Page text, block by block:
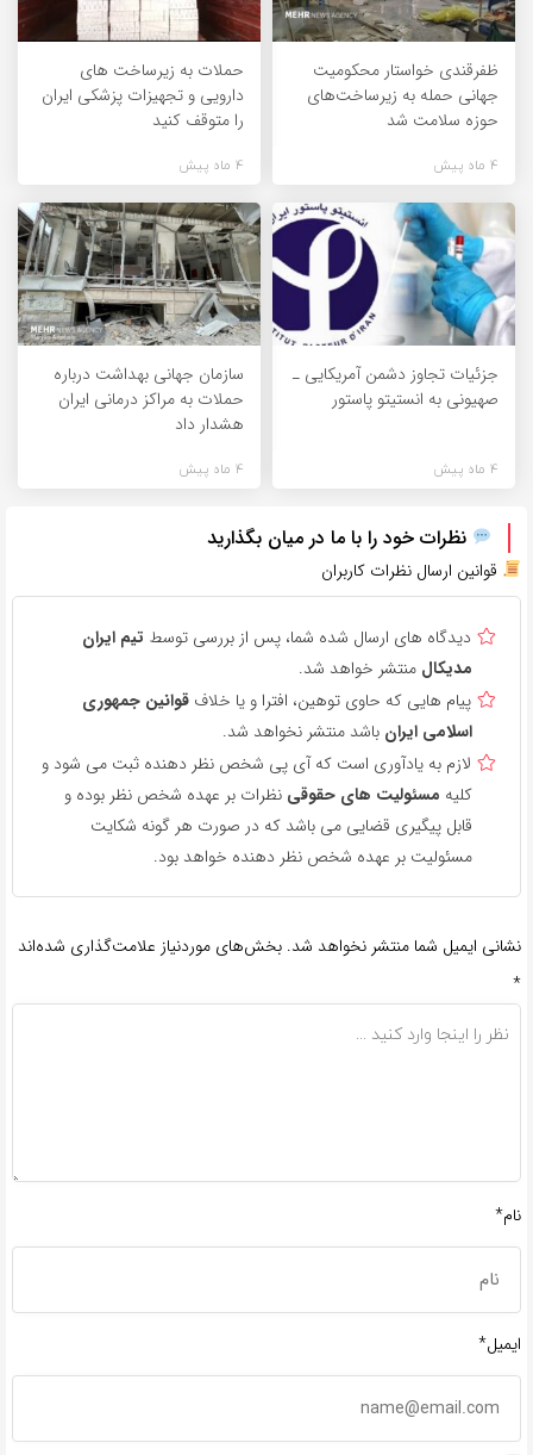
ظفرقندی خواستار محکومیت
جهانی حمله به زیرساخت‌های
حوزه سلامت شد
4 ماه پیش
حملات به زیرساخت های
دارویی و تجهیزات پزشکی ایران
را متوقف کنید
4 ماه پیش
جزئیات تجاوز دشمن آمریکایی‌ ـ
صهیونی به انستیتو پاستور
4 ماه پیش
سازمان جهانی بهداشت درباره
حملات به مراکز درمانی ایران
هشدار داد
4 ماه پیش
نظرات خود را با ما در میان بگذارید
قوانین ارسال نظرات کاربران
دیدگاه های ارسال شده شما، پس از بررسی توسط تیم ایران
مدیکال منتشر خواهد شد.
پیام هایی که حاوی توهین، افترا و یا خلاف قوانین جمهوری
اسلامی ایران باشد منتشر نخواهد شد.
لازم به یادآوری است که آی پی شخص نظر دهنده ثبت می شود و
کلیه مسئولیت های حقوقی نظرات بر عهده شخص نظر بوده و
قابل پیگیری قضایی می باشد که در صورت هر گونه شکایت
مسئولیت بر عهده شخص نظر دهنده خواهد بود.
نشانی ایمیل شما منتشر نخواهد شد. بخش‌های موردنیاز علامت‌گذاری شده‌اند
*
نام*
ایمیل*